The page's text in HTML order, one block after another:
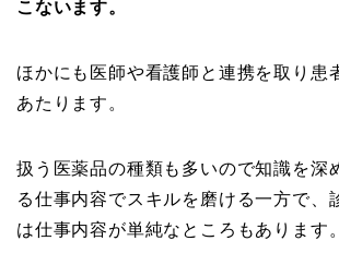
こないます。
ほかにも医師や看護師と連携を取り患
あたります。
扱う医薬品の種類も多いので知識を深
る仕事内容でスキルを磨ける一方で、
は仕事内容が単純なところもあります。